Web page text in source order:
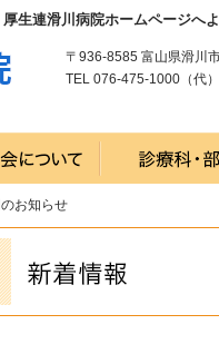
生連滑川病院ホームページへ
〒936-8585 富山県滑川
TEL 076-475-1000（代
お知らせ